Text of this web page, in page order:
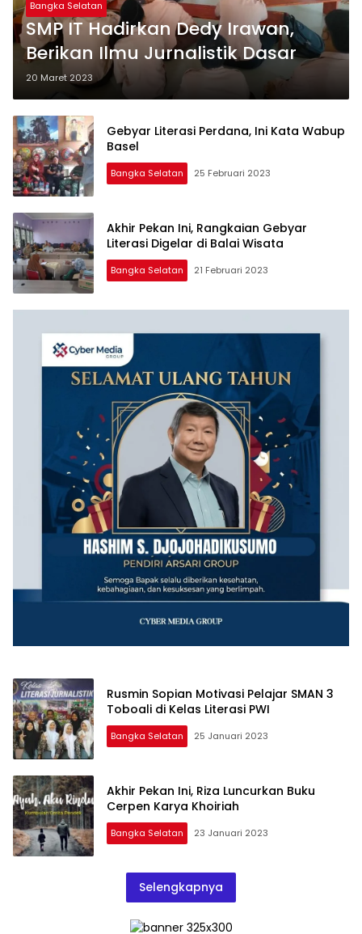
Bangka Selatan
SMP IT Hadirkan Dedy Irawan,
Berikan Ilmu Jurnalistik Dasar
20 Maret 2023
Gebyar Literasi Perdana, Ini Kata Wabup
Basel
Bangka Selatan 25 Februari 2023
Akhir Pekan Ini, Rangkaian Gebyar
Literasi Digelar di Balai Wisata
Bangka Selatan 21 Februari 2023
Rusmin Sopian Motivasi Pelajar SMAN 3
Toboali di Kelas Literasi PWI
Bangka Selatan 25 Januari 2023
Akhir Pekan Ini, Riza Luncurkan Buku
Cerpen Karya Khoiriah
Bangka Selatan 23 Januari 2023
Selengkapnya